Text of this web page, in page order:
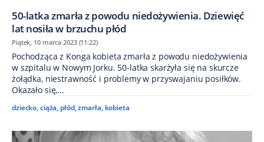
50-latka zmarła z powodu niedożywienia. Dziewięć
lat nosiła w brzuchu płód
Piątek, 10 marca 2023 (11:22)
Pochodząca z Konga kobieta zmarła z powodu niedożywienia
w szpitalu w Nowym Jorku. 50-latka skarżyła się na skurcze
żołądka, niestrawność i problemy w przyswajaniu posiłków.
Okazało się,...
dziecko,ciąża, płód,zmarła, kobieta